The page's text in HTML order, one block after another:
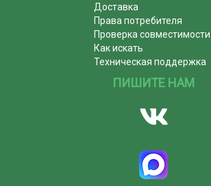
Доставка
Права потребителя
Проверка совместимости
Как искать
Техническая поддержка
ПИШИТЕ НАМ